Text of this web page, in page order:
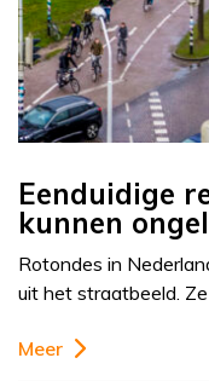
Eenduidige
kunnen
Rotondes in
uit het straatbeeld.
Meer